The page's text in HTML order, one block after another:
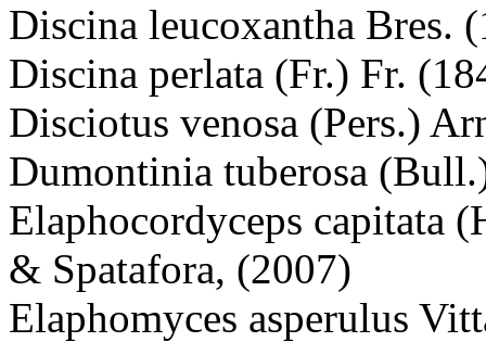
Discina leucoxantha Bres.
Discina perlata (Fr.) Fr.
Disciotus venosa (Pers.)
Dumontinia tuberosa
Elaphocordyceps capitata
& Spatafora, (2007)
Elaphomyces asperulus